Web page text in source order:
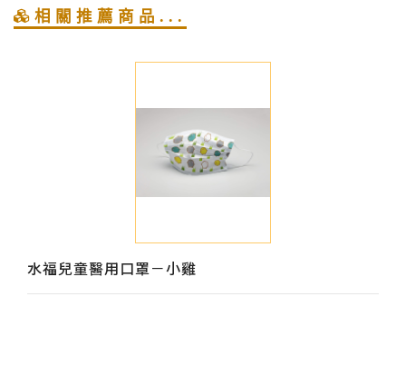
相關推薦商品...
水福兒童醫用口罩－小雞